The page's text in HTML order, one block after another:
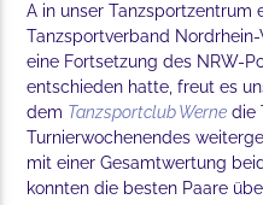
A in unser Tanzsportzentrum
Tanzsportverband
eine Fortsetzung des NRW-
entschieden hatte, freut es
dem Tanzsportclub Werne die
Turnierwochenendes
mit einer Gesamtwertung
konnten die besten Paare